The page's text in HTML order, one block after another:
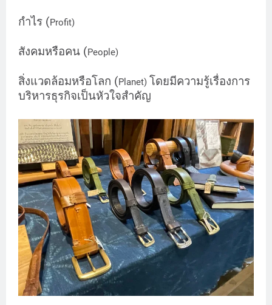
กำไร (Profit)
สังคมหรือคน (People)
สิ่งแวดล้อมหรือโลก (Planet) โดยมีความรู้เรื่องการ
บริหารธุรกิจเป็นหัวใจสำคัญ